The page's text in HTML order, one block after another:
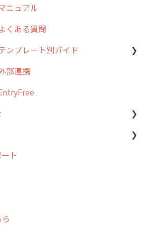
は？
ル
置情報取得について
ニュアル
くある質問
ンプレート別ガイド
部連携
知らせ
ース情報
ース情報
ース情報
ト